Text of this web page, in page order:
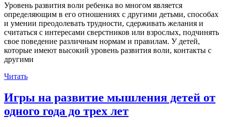
Уровень развития воли ребенка во многом является
определяющим в его отношениях с другими детьми, способах
и умении преодолевать трудности, сдерживать желания и
считаться с интересами сверстников или взрослых, подчинять
свое поведение различным нормам и правилам. У детей,
которые имеют высокий уровень развития воли, контакты с
другими
Читать
Игры на развитие мышления детей от
одного года до трех лет